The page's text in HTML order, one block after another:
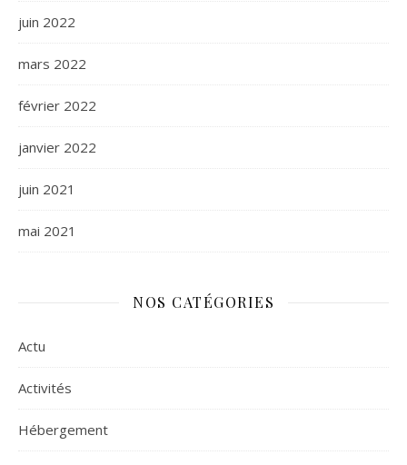
juin 2022
mars 2022
février 2022
janvier 2022
juin 2021
mai 2021
NOS CATÉGORIES
Actu
Activités
Hébergement